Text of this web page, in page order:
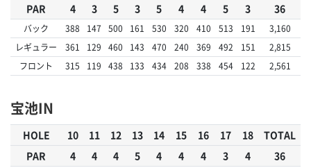
PAR
4 3 5 3 5 4 4 5 3 36
バック 388 147 500 161 530 320 410 513 191
3,160
レギュラー
361 129 460 143 470 240 369 492 151
2,815
フロント
315 119 438 133 434 208 338 454 122 2,561
宝池IN
HOLE 10 11 12 13 14 15 16 17 18
TOTAL
PAR
4 4 4 5 4 4 4 3 4 36